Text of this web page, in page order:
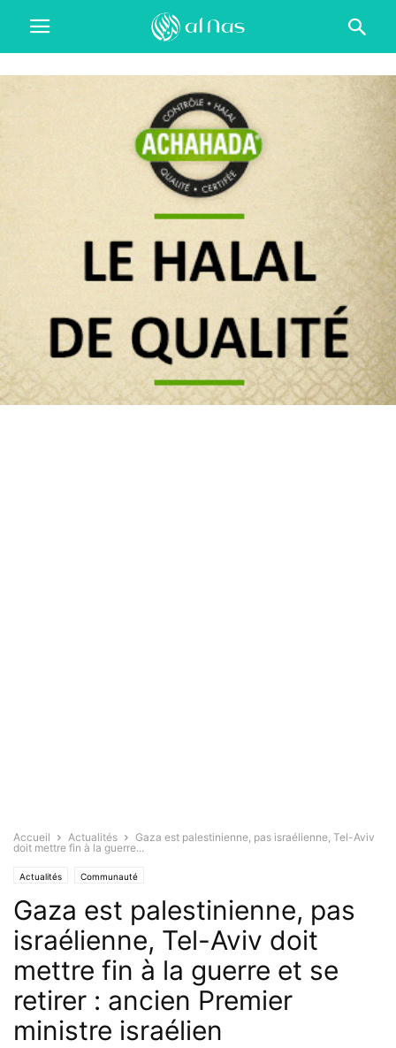
Accueil Actualités
Gaza est palestinienne, pas israélienne, Tel-Aviv
doit mettre fin à la guerre...
Actualités Communauté
Gaza est palestinienne, pas
israélienne, Tel-Aviv doit
mettre fin à la guerre et se
retirer : ancien Premier
ministre israélien